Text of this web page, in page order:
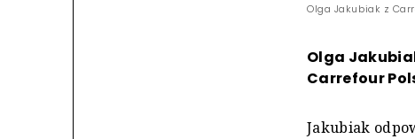
Olga Jakubiak z
Olga
Carrefour
Jakubiak